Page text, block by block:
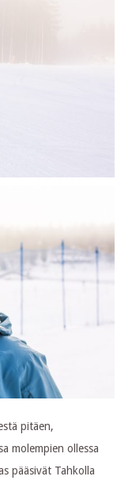
pitäen,
molempien ollessa
pääsivät Tahkolla